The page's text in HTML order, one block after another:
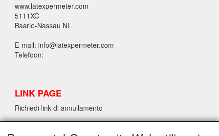
www.latexpermeter.com
5111XC
Baarle-Nassau NL
E-mail: info@latexpermeter.com
Telefoon:
LINK PAGE
Richiedi link di annullamento